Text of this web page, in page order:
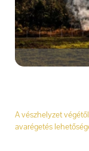
A vészhelyzet
avarégetés